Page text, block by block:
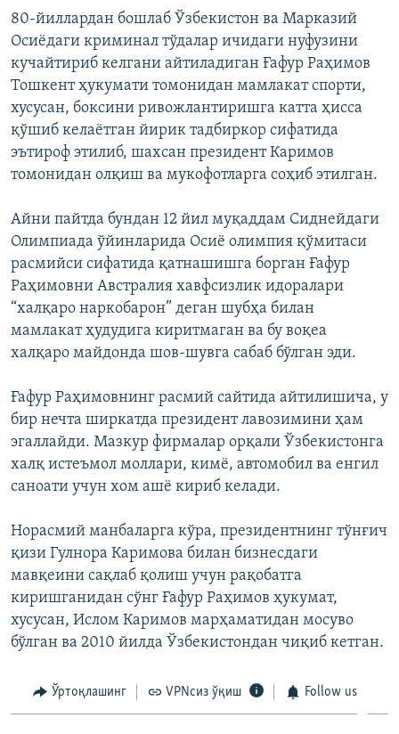
80-йиллардан бошлаб Ўзбекистон ва Марказий
Осиëдаги криминал тўдалар ичидаги нуфузини
кучайтириб келгани айтиладиган Ғафур Раҳимов
Тошкент ҳукумати томонидан мамлакат спорти,
хусусан, боксини ривожлантиришга катта ҳисса
қўшиб келаëтган йирик тадбиркор сифатида
эътироф этилиб, шахсан президент Каримов
томонидан олқиш ва мукофотларга соҳиб этилган.
Айни пайтда бундан 12 йил муқаддам Сиднейдаги
Олимпиада ўйинларида Осиë олимпия қўмитаси
расмийси сифатида қатнашишга борган Ғафур
Раҳимовни Австралия хавфсизлик идоралари
“халқаро наркобарон” деган шубҳа билан
мамлакат ҳудудига киритмаган ва бу воқеа
халқаро майдонда шов-шувга сабаб бўлган эди.
Ғафур Раҳимовнинг расмий сайтида айтилишича, у
бир нечта ширкатда президент лавозимини ҳам
эгаллайди. Мазкур фирмалар орқали Ўзбекистонга
халқ истеъмол моллари, кимё, автомобил ва енгил
саноати учун хом ашё кириб келади.
Норасмий манбаларга кўра, президентнинг тўнғич
қизи Гулнора Каримова билан бизнесдаги
мавқеини сақлаб қолиш учун рақобатга
киришганидан сўнг Ғафур Раҳимов ҳукумат,
хусусан, Ислом Каримов марҳаматидан мосуво
бўлган ва 2010 йилда Ўзбекистондан чиқиб кетган.
Ўртоқлашинг VPNсиз ўқиш Follow us